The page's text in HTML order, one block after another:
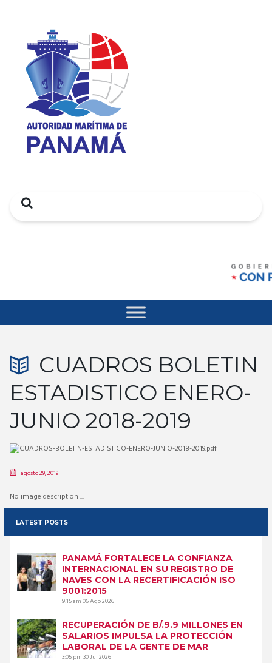
Search
CUADROS BOLETIN
ESTADISTICO ENERO-
JUNIO 2018-2019
agosto 29, 2019
No image description ...
LATEST POSTS
PANAMÁ FORTALECE LA CONFIANZA
INTERNACIONAL EN SU REGISTRO DE
NAVES CON LA RECERTIFICACIÓN ISO
9001:2015
9:15 am06 Ago 2026
RECUPERACIÓN DE B/.9.9 MILLONES EN
SALARIOS IMPULSA LA PROTECCIÓN
LABORAL DE LA GENTE DE MAR
3:05 pm30 Jul 2026